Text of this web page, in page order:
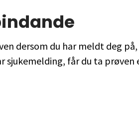
dersom du har meldt deg
sjukemelding, får du ta prøven